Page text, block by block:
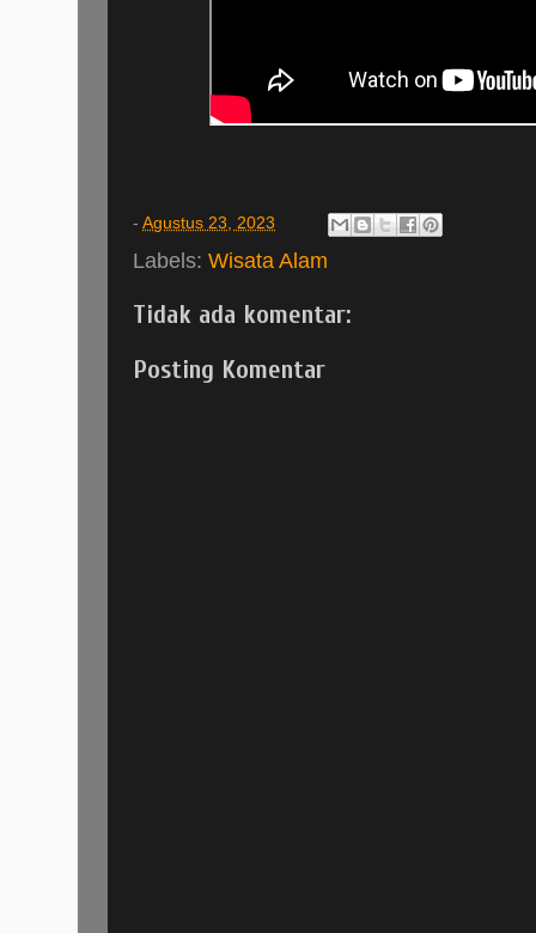
- Agustus 23, 2023
Labels: Wisata Alam
Tidak ada komentar:
Posting Komentar